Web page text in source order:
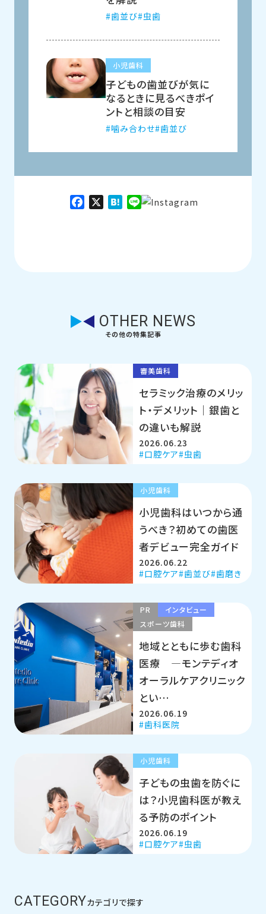
歯並び 虫歯
小児歯科
子どもの歯並びが気に
なるときに見るべきポイ
ントと相談の目安
噛み合わせ 歯並び
FacebookHatena
Line
OTHER NEWS
その他の特集記事
審美歯科
セラミック治療のメリッ
ト・デメリット｜銀歯と
の違いも解説
2026.06.23
口腔ケア 虫歯
小児歯科
小児歯科はいつから通
うべき？初めての歯医
者デビュー完全ガイド
2026.06.22
口腔ケア 歯並び 歯磨き
PR
インタビュー
スポーツ歯科
地域とともに歩む歯科
医療 ―モンテディオ
オーラルケアクリニック
とい…
2026.06.19
歯科医院
小児歯科
子どもの虫歯を防ぐに
は？小児歯科医が教え
る予防のポイント
2026.06.19
口腔ケア 虫歯
CATEGORYカテゴリで探す